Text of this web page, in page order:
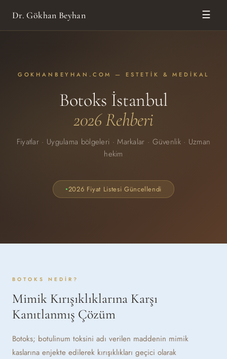
Dr. Gökhan Beyhan ☰
GOKHANBEYHAN.COM — ESTETIK & MEDIKAL
Botoks İstanbul
2026 Rehberi
Fiyatlar · Uygulama bölgeleri · Markalar · Güvenlik · Uzman
hekim
2026 Fiyat Listesi Güncellendi
BOTOKS NEDIR?
Mimik Kırışıklıklarına Karşı
Kanıtlanmış Çözüm
Botoks; botulinum toksini adı verilen maddenin mimik
kaslarına enjekte edilerek kırışıklıkları geçici olarak